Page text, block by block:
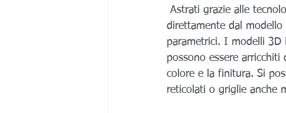
Astrati grazie alle
direttamente dal
parametrici. I modelli 3D
possono essere arricchiti
colore e la finitura. Si
reticolati o griglie anche